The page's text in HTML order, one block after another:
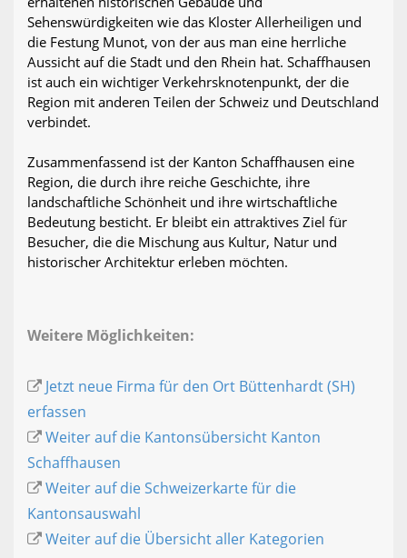
Sehenswürdigkeiten wie das Kloster Allerheiligen und
die Festung Munot, von der aus man eine herrliche
Aussicht auf die Stadt und den Rhein hat. Schaffhausen
ist auch ein wichtiger Verkehrsknotenpunkt, der die
Region mit anderen Teilen der Schweiz und Deutschland
verbindet.
Zusammenfassend ist der Kanton Schaffhausen eine
Region, die durch ihre reiche Geschichte, ihre
landschaftliche Schönheit und ihre wirtschaftliche
Bedeutung besticht. Er bleibt ein attraktives Ziel für
Besucher, die die Mischung aus Kultur, Natur und
historischer Architektur erleben möchten.
Weitere Möglichkeiten:
Jetzt neue Firma für den Ort Büttenhardt (SH)
erfassen
Weiter auf die Kantonsübersicht Kanton
Schaffhausen
Weiter auf die Schweizerkarte für die
Kantonsauswahl
Weiter auf die Übersicht aller Kategorien